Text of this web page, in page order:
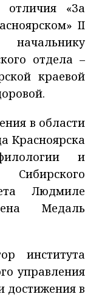
отличия «За
II
отдела –
краевой
в области
Красноярска
и
Сибирского
Людмиле
Медаль
института
управления
достижения в